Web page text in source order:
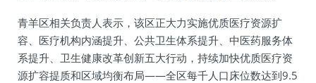
青羊区相关负责人表示，该区正大力实施优质医疗资源扩
容、医疗机构内涵提升、公共卫生体系提升、中医药服务体
系提升、卫生健康改革创新五大行动，持续加快优质医疗资
源扩容提质和区域均衡布局——全区每千人口床位数达到9.5